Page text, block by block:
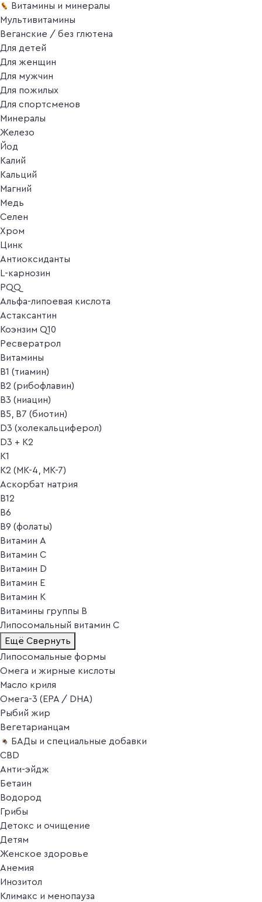
Витамины и минералы
Мультивитамины
Веганские / без глютена
Для детей
Для женщин
Для мужчин
Для пожилых
Для спортсменов
Минералы
Железо
Йод
Калий
Кальций
Магний
Медь
Селен
Хром
Цинк
Антиоксиданты
L-карнозин
PQQ
Альфа-липоевая кислота
Астаксантин
Коэнзим Q10
Ресвератрол
Витамины
B1 (тиамин)
B2 (рибофлавин)
B3 (ниацин)
B5, B7 (биотин)
D3 (холекальциферол)
D3 + K2
K1
K2 (MK-4, MK-7)
Аскорбат натрия
В12
В6
В9 (фолаты)
Витамин A
Витамин C
Витамин D
Витамин E
Витамин K
Витамины группы B
Липосомальный витамин C
Ещё Свернуть
Липосомальные формы
Омега и жирные кислоты
Масло криля
Омега-3 (EPA / DHA)
Рыбий жир
Вегетарианцам
БАДы и специальные добавки
CBD
Анти-эйдж
Бетаин
Водород
Грибы
Детокс и очищение
Детям
Женское здоровье
Анемия
Инозитол
Климакс и менопауза